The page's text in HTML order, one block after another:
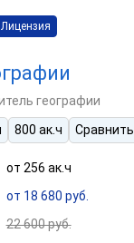
Лицензия
географии
800 ак.ч Сравнить
от 256 ак.ч
от 18 680 руб.
22 600 руб.